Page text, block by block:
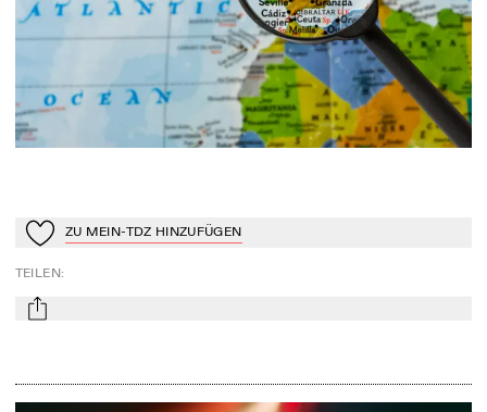
Zu Mein-TdZ hinzufügen
ZU MEIN-TDZ HINZUFÜGEN
TEILEN:
mail